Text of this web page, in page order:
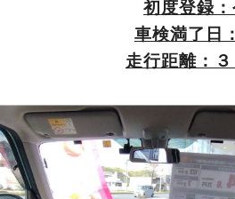
初度登録：
車検満了日
走行距離：